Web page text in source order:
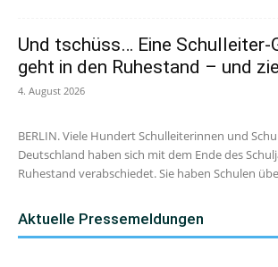
Und tschüss… Eine Schulleiter-
geht in den Ruhestand – und
4. August 2026
BERLIN. Viele Hundert Schulleiterinnen und
Deutschland haben sich mit dem Ende des
Ruhestand verabschiedet. Sie haben Schulen
Aktuelle Pressemeldungen